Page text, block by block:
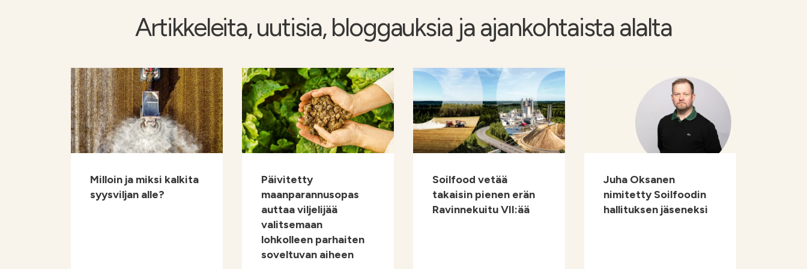
Artikkeleita, uutisia, bloggauksia ja ajankohtaista alalta
Milloin ja miksi kalkita
syysviljan alle?
Päivitetty
maanparannusopas
auttaa viljelijää
valitsemaan
lohkolleen parhaiten
soveltuvan aiheen
Soilfood vetää
takaisin pienen erän
Ravinnekuitu VII:ää
Juha Oksanen
nimitetty Soilfoodin
hallituksen jäseneksi